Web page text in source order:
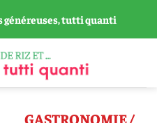
généreuses, tutti quanti
GASTRONOMIE /